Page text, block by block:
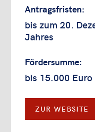
Antragsfristen:
bis zum 20.
Jahres
Fördersumme:
bis 15.000 Euro
ZUR WEBSITE